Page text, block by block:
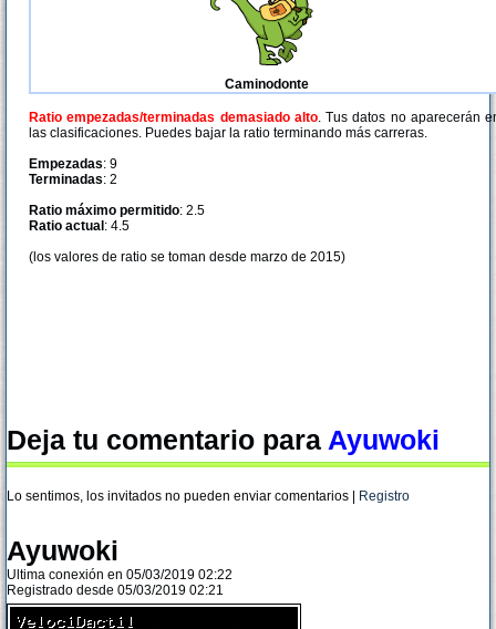
Caminodonte
Ratio empezadas/terminadas demasiado alto. Tus datos no aparecerán
las clasificaciones. Puedes bajar la ratio terminando más carreras.
Empezadas: 9
Terminadas: 2
Ratio máximo permitido: 2.5
Ratio actual : 4.5
(los valores de ratio se toman desde marzo de 2015)
Deja tu comentario para Ayuwoki
Lo sentimos, los invitados no pueden enviar comentarios | Registro
Ayuwoki
Ultima conexión en 05/03/2019 02:22
Registrado desde 05/03/2019 02:21